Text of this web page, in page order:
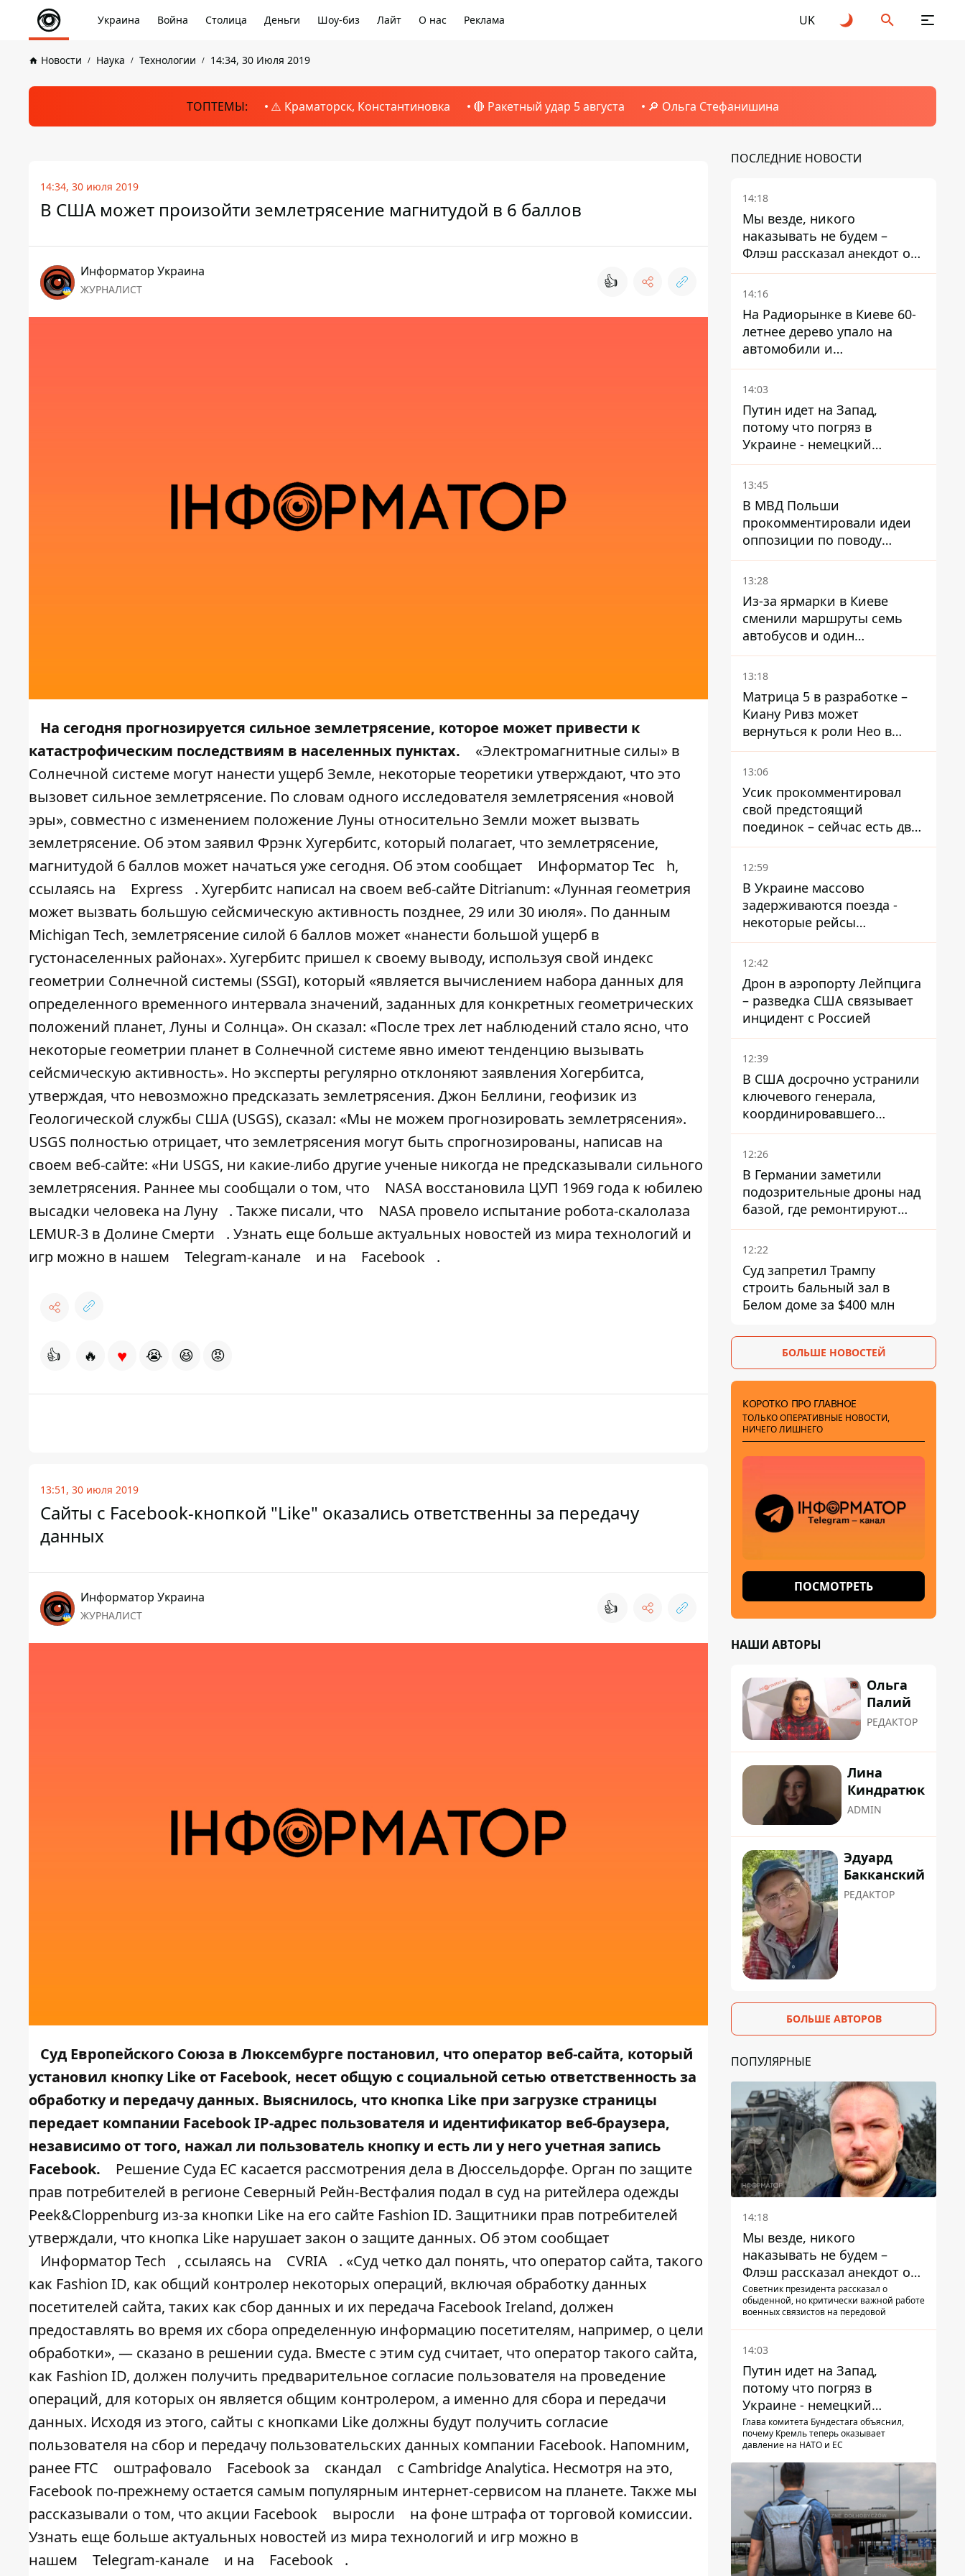
Украина Война Столица Деньги Шоу-биз Лайт О нас Реклама UK
Новости Наука Технологии 14:34, 30 Июля 2019
ТОПТЕМЫ: ⚠️ Краматорск, Константиновка 🔴 Ракетный удар 5 августа 🔎 Ольга Стефанишина
14:34, 30 июля 2019
В США может произойти землетрясение магнитудой в 6 баллов
Информатор Украина
ЖУРНАЛИСТ 👍
На сегодня прогнозируется сильное землетрясение, которое может привести к
катастрофическим последствиям в населенных пунктах.
«Электромагнитные силы» в
Солнечной системе могут нанести ущерб Земле, некоторые теоретики утверждают, что это
вызовет сильное землетрясение. По словам одного исследователя землетрясения «новой
эры», совместно с изменением положение Луны относительно Земли может вызвать
землетрясение. Об этом заявил Фрэнк Хугербитс, который полагает, что землетрясение,
магнитудой 6 баллов может начаться уже сегодня. Об этом сообщает
Информатор Tec
h,
ссылаясь на
Express
. Хугербитс написал на своем веб-сайте Ditrianum: «Лунная геометрия
может вызвать большую сейсмическую активность позднее, 29 или 30 июля». По данным
Michigan Tech, землетрясение силой 6 баллов может «нанести большой ущерб в
густонаселенных районах». Хугербитс пришел к своему выводу, используя свой индекс
геометрии Солнечной системы (SSGI), который «является вычислением набора данных для
определенного временного интервала значений, заданных для конкретных геометрических
положений планет, Луны и Солнца». Он сказал: «После трех лет наблюдений стало ясно, что
некоторые геометрии планет в Солнечной системе явно имеют тенденцию вызывать
сейсмическую активность». Но эксперты регулярно отклоняют заявления Хогербитса,
утверждая, что невозможно предсказать землетрясения. Джон Беллини, геофизик из
Геологической службы США (USGS), сказал: «Мы не можем прогнозировать землетрясения».
USGS полностью отрицает, что землетрясения могут быть спрогнозированы, написав на
своем веб-сайте: «Ни USGS, ни какие-либо другие ученые никогда не предсказывали сильного
землетрясения. Раннее мы сообщали о том, что
NASA восстановила ЦУП 1969 года к юбилею
высадки человека на Луну
. Также писали, что
NASA провело испытание робота-скалолаза
LEMUR-3 в Долине Смерти
. Узнать еще больше актуальных новостей из мира технологий и
игр можно в нашем
Telegram-канале и на Facebook .
👍 🔥 ♥ 😭 😆 😡
13:51, 30 июля 2019
Сайты с Facebook-кнопкой "Like" оказались ответственны за передачу
данных
Информатор Украина
ЖУРНАЛИСТ 👍
Суд Европейского Союза в Люксембурге постановил, что оператор веб-сайта, который
установил кнопку Like от Facebook, несет общую с социальной сетью ответственность за
обработку и передачу данных. Выяснилось, что кнопка Like при загрузке страницы
передает компании Facebook IP-адрес пользователя и идентификатор веб-браузера,
независимо от того, нажал ли пользователь кнопку и есть ли у него учетная запись
Facebook.
Решение Суда ЕС касается рассмотрения дела в Дюссельдорфе. Орган по защите
прав потребителей в регионе Северный Рейн-Вестфалия подал в суд на ритейлера одежды
Peek&Cloppenburg из-за кнопки Like на его сайте Fashion ID. Защитники прав потребителей
утверждали, что кнопка Like нарушает закон о защите данных. Об этом сообщает
Информатор Tech
, ссылаясь на CVRIA
. «Суд четко дал понять, что оператор сайта, такого
как Fashion ID, как общий контролер некоторых операций, включая обработку данных
посетителей сайта, таких как сбор данных и их передача Facebook Ireland, должен
предоставлять во время их сбора определенную информацию посетителям, например, о цели
обработки», — сказано в решении суда. Вместе с этим суд считает, что оператор такого сайта,
как Fashion ID, должен получить предварительное согласие пользователя на проведение
операций, для которых он является общим контролером, а именно для сбора и передачи
данных. Исходя из этого, сайты с кнопками Like должны будут получить согласие
пользователя на сбор и передачу пользовательских данных компании Facebook. Напомним,
ранее FTC
оштрафовало Facebook за скандал
с Cambridge Analytica. Несмотря на это,
Facebook по-прежнему остается самым популярным интернет-сервисом на планете. Также мы
рассказывали о том, что акции Facebook
выросли
на фоне штрафа от торговой комиссии.
Узнать еще больше актуальных новостей из мира технологий и игр можно в
нашем
Telegram-канале и на Facebook .
ПОСЛЕДНИЕ НОВОСТИ
14:18
Мы везде, никого
наказывать не будем –
Флэш рассказал анекдот о
незаменимой работе
связистов на фронте
14:16
На Радиорынке в Киеве 60-
летнее дерево упало на
автомобили и
травмировало человека -
подробности
14:03
Путин идет на Запад,
потому что погряз в
Украине - немецкий
политик высказался о
планах РФ
13:45
В МВД Польши
прокомментировали идеи
оппозиции по поводу
депортации украинских
мужчин - абсурд и популизм
13:28
Из-за ярмарки в Киеве
сменили маршруты семь
автобусов и один
троллейбус
13:18
Матрица 5 в разработке –
Киану Ривз может
вернуться к роли Нео в
пятой части
13:06
Усик прокомментировал
свой предстоящий
поединок – сейчас есть два
варианта
12:59
В Украине массово
задерживаются поезда -
некоторые рейсы
опаздывают более чем на
12 часов
12:42
Дрон в аэропорту Лейпцига
– разведка США связывает
инцидент с Россией
12:39
В США досрочно устранили
ключевого генерала,
координировавшего
поддержку Украины -
причину умалчивают
12:26
В Германии заметили
подозрительные дроны над
базой, где ремонтируют
Patriot - СМИ
12:22
Суд запретил Трампу
строить бальный зал в
Белом доме за $400 млн
БОЛЬШЕ НОВОСТЕЙ
КОРОТКО ПРО ГЛАВНОЕ
ТОЛЬКО ОПЕРАТИВНЫЕ НОВОСТИ,
НИЧЕГО ЛИШНЕГО
ПОСМОТРЕТЬ
НАШИ АВТОРЫ
Ольга
Палий
РЕДАКТОР
Лина
Киндратюк
ADMIN
Эдуард
Бакканский
РЕДАКТОР
БОЛЬШЕ АВТОРОВ
ПОПУЛЯРНЫЕ
14:18
Мы везде, никого
наказывать не будем –
Флэш рассказал анекдот о
незаменимой работе
связистов на фронте
Советник президента рассказал о
обыденной, но критически важной работе
военных связистов на передовой
14:03
Путин идет на Запад,
потому что погряз в
Украине - немецкий
политик высказался о
планах РФ
Глава комитета Бундестага объяснил,
почему Кремль теперь оказывает
давление на НАТО и ЕС